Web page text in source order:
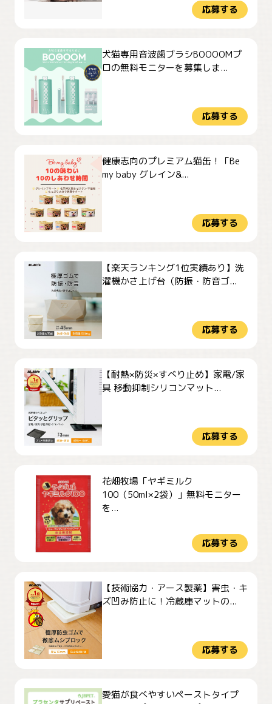
応募する
犬猫専用音波歯ブラシBOOOOMプ
ロの無料モニターを募集しま...
応募する
健康志向のプレミアム猫缶！「Be
my baby グレイン&...
応募する
【楽天ランキング1位実績あり】洗
濯機かさ上げ台（防振・防音ゴ...
応募する
【耐熱×防災×すべり止め】家電/家
具 移動抑制シリコンマット...
応募する
花畑牧場「ヤギミルク
100（50ml×2袋）」無料モニター
を...
応募する
【技術協力・アース製薬】害虫・キ
ズ凹み防止に！冷蔵庫マットの...
応募する
愛猫が食べやすいペーストタイプ